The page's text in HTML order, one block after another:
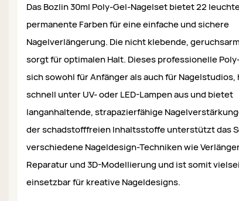
Das Bozlin 30ml Poly-Gel-Nagelset bietet 22
permanente Farben für eine einfache und sichere
Nagelverlängerung. Die nicht klebende,
sorgt für optimalen Halt. Dieses professionelle
sich sowohl für Anfänger als auch für
schnell unter UV- oder LED-Lampen aus und bietet
langanhaltende, strapazierfähige
der schadstofffreien Inhaltsstoffe unterstützt das
verschiedene Nageldesign-Techniken wie
Reparatur und 3D-Modellierung und ist somit
einsetzbar für kreative Nageldesigns.